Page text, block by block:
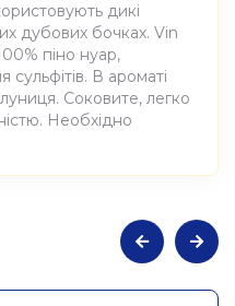
дикі
дубових бочках. Vin
піно нуар,
В ароматі
Соковите, легко
Необхідно